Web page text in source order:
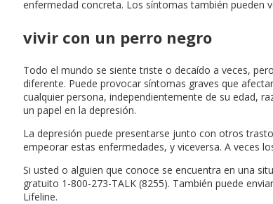
enfermedad concreta. Los síntomas también pueden
vivir con un perro negro
Todo el mundo se siente triste o decaído a veces,
diferente. Puede provocar síntomas graves que
cualquier persona, independientemente de su edad,
un papel en la depresión.
La depresión puede presentarse junto con otros
empeorar estas enfermedades, y viceversa. A veces
Si usted o alguien que conoce se encuentra en una
gratuito 1-800-273-TALK (8255). También puede
Lifeline.